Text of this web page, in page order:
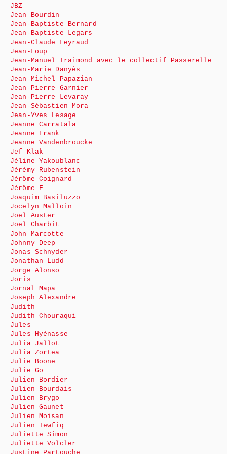
JBZ
Jean Bourdin
Jean-Baptiste Bernard
Jean-Baptiste Legars
Jean-Claude Leyraud
Jean-Loup
Jean-Manuel Traimond avec le collectif Passerelle
Jean-Marie Danyès
Jean-Michel Papazian
Jean-Pierre Garnier
Jean-Pierre Levaray
Jean-Sébastien Mora
Jean-Yves Lesage
Jeanne Carratala
Jeanne Frank
Jeanne Vandenbroucke
Jef Klak
Jéline Yakoublanc
Jérémy Rubenstein
Jérôme Coignard
Jérôme F
Joaquim Basiluzzo
Jocelyn Malloin
Joël Auster
Joël Charbit
John Marcotte
Johnny Deep
Jonas Schnyder
Jonathan Ludd
Jorge Alonso
Joris
Jornal Mapa
Joseph Alexandre
Judith
Judith Chouraqui
Jules
Jules Hyénasse
Julia Jallot
Julia Zortea
Julie Boone
Julie Go
Julien Bordier
Julien Bourdais
Julien Brygo
Julien Gaunet
Julien Moisan
Julien Tewfiq
Juliette Simon
Juliette Volcler